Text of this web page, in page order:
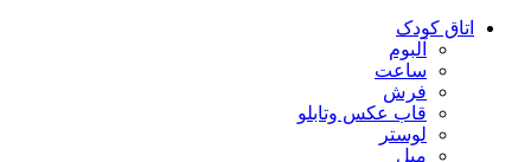
اتاق کودک
آلبوم
ساعت
فرش
قاب عکس وتابلو
لوستر
مبل